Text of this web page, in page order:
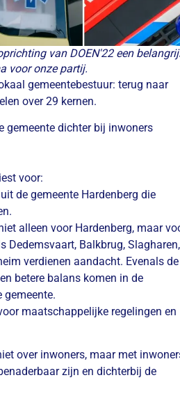
van DOEN'22 een
voor onze partij.
gemeentebestuur: terug naar
over 29 kernen.
gemeente dichter bij inwoners
voor:
de gemeente Hardenberg die
alleen voor Hardenberg, maar
Dedemsvaart, Balkbrug, Slagharen,
verdienen aandacht. Evenals de
betere balans komen in de
gemeente.
maatschappelijke regelingen en
over inwoners, maar met
zijn en dichterbij de